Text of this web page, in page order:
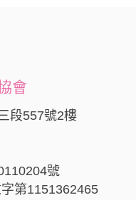
會
段557號2樓
號
第1151362465